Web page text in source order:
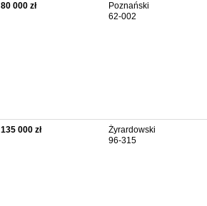
80 000 zł
Poznański
62-002
135 000 zł
Żyrardowski
96-315